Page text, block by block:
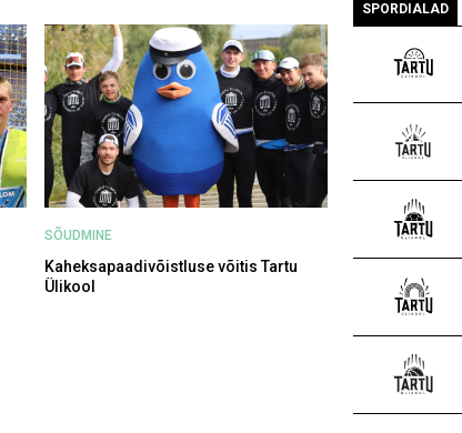
SÕUDMINE
Kaheksapaadivõistluse võitis Tartu
Ülikool
SPORDIALAD
poistele